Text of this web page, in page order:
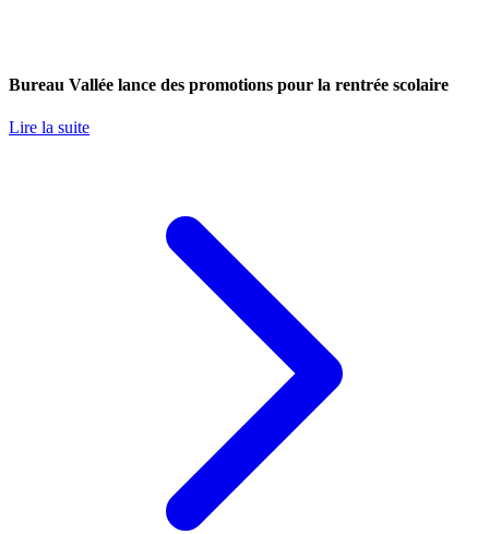
Bureau Vallée lance des promotions pour la rentrée scolaire
Lire la suite